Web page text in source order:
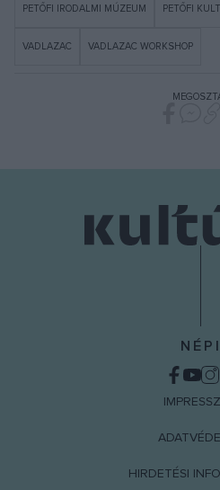
PETŐFI IRODALMI MÚZEUM PETŐFI
VADLAZAC VADLAZAC WORKSHOP
NÉPI
HIRDETÉSI